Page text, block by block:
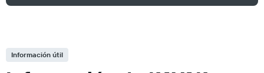
Información útil